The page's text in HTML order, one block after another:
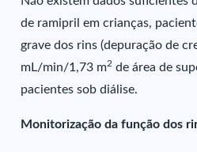
de ramipril em crianças,
grave dos rins (depuração de
mL/min/1,73 m2 de área de
pacientes sob diálise.
Monitorização da função dos